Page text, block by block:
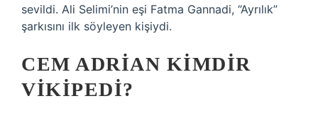
sevildi. Ali Selimi’nin eşi Fatma Gannadi, “Ayrılık”
şarkısını ilk söyleyen kişiydi.
CEM ADRIAN KIMDIR
VIKIPEDI?